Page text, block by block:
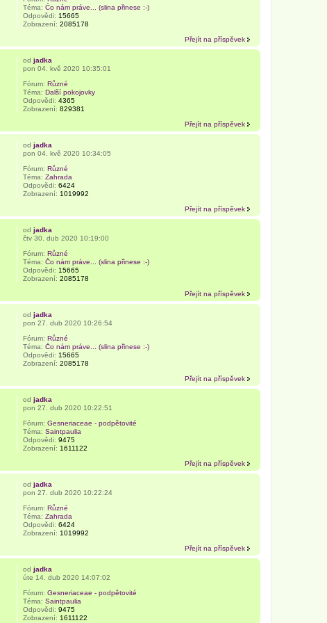
Téma:Čo nám práve... (slina přinese :-)
Odpovědi: 15665
Zobrazení:2085178
Přejít na příspěvek
odjadka
pon 04. kvě 2020 10:35:01
Fórum:Různé
Téma:Další pokojovky
Odpovědi:4365
Zobrazení:829381
Přejít na příspěvek
odjadka
pon 04. kvě 2020 10:34:05
Fórum:Různé
Téma:Zahrada
Odpovědi:6424
Zobrazení: 1019992
Přejít na příspěvek
odjadka
čtv 30. dub 2020 10:19:00
Fórum:Různé
Téma:Čo nám práve... (slina přinese :-)
Odpovědi: 15665
Zobrazení:2085178
Přejít na příspěvek
odjadka
pon 27. dub 2020 10:26:54
Fórum:Různé
Téma:Čo nám práve... (slina přinese :-)
Odpovědi: 15665
Zobrazení:2085178
Přejít na příspěvek
odjadka
pon 27. dub 2020 10:22:51
Fórum:Gesneriaceae - podpětovité
Téma:Saintpaulia
Odpovědi:9475
Zobrazení: 1611122
Přejít na příspěvek
odjadka
pon 27. dub 2020 10:22:24
Fórum:Různé
Téma:Zahrada
Odpovědi:6424
Zobrazení: 1019992
Přejít na příspěvek
odjadka
úte 14. dub 2020 14:07:02
Fórum:Gesneriaceae - podpětovité
Téma:Saintpaulia
Odpovědi:9475
Zobrazení: 1611122